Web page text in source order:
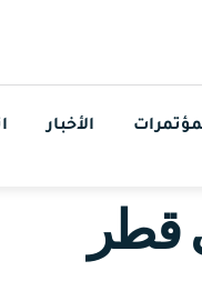
الأخبار
قطر